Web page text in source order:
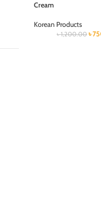
Cream
Korean Products
৳1,200.00 ৳